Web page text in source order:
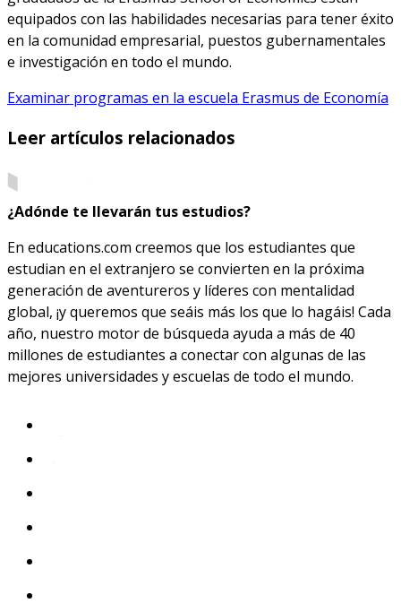
equipados con las habilidades necesarias para tener éxito
en la comunidad empresarial, puestos gubernamentales
e investigación en todo el mundo.
Examinar programas en la escuela Erasmus de Economía
Leer artículos relacionados
¿Adónde te llevarán tus estudios?
En educations.com creemos que los estudiantes que
estudian en el extranjero se convierten en la próxima
generación de aventureros y líderes con mentalidad
global, ¡y queremos que seáis más los que lo hagáis! Cada
año, nuestro motor de búsqueda ayuda a más de 40
millones de estudiantes a conectar con algunas de las
mejores universidades y escuelas de todo el mundo.